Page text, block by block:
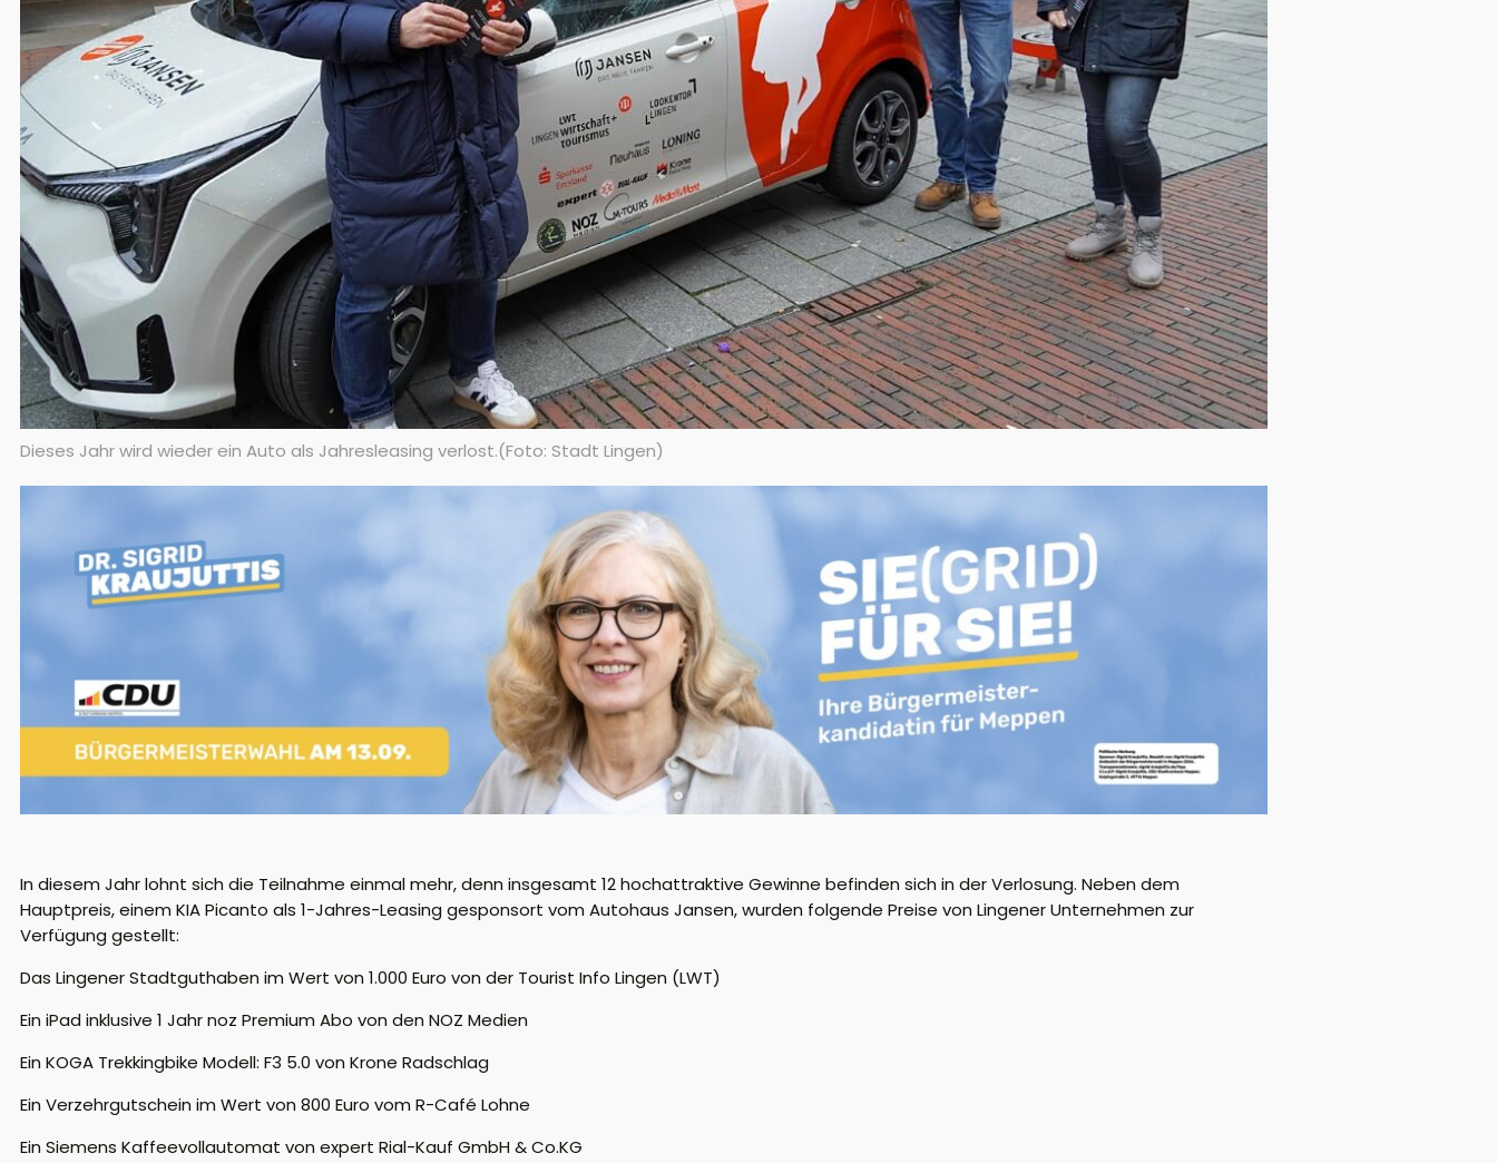
Dieses Jahr wird wieder ein Auto als Jahresleasing verlost.(Foto: Stadt Lingen)
In diesem Jahr lohnt sich die Teilnahme einmal mehr, denn insgesamt 12 hochattraktive Gewinne befinden sich in der Verlosung. Neben dem
Hauptpreis, einem KIA Picanto als 1-Jahres-Leasing gesponsort vom Autohaus Jansen, wurden folgende Preise von Lingener Unternehmen zur
Verfügung gestellt:
Das Lingener Stadtguthaben im Wert von 1.000 Euro von der Tourist Info Lingen (LWT)
Ein iPad inklusive 1 Jahr noz Premium Abo von den NOZ Medien
Ein KOGA Trekkingbike Modell: F3 5.0 von Krone Radschlag
Ein Verzehrgutschein im Wert von 800 Euro vom R-Café Lohne
Ein Siemens Kaffeevollautomat von expert Rial-Kauf GmbH & Co.KG